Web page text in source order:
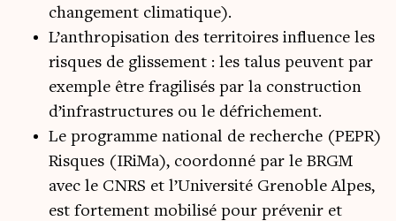
changement climatique).
L’anthropisation des territoires influence les
risques de glissement : les talus peuvent par
exemple être fragilisés par la construction
d’infrastructures ou le défrichement.
Le programme national de recherche (PEPR)
Risques (IRiMa), coordonné par le BRGM
avec le CNRS et l’Université Grenoble Alpes,
est fortement mobilisé pour prévenir et